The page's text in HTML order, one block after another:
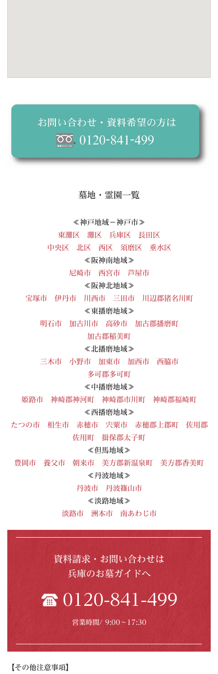
墓地・霊園一覧
≪神戸地域－神戸市≫
東灘区
灘区 兵庫区
長田区
中央区
北区 西区 須磨区
垂水区
≪阪神南地域≫
尼崎市
西宮市
芦屋市
≪阪神北地域≫
宝塚市
伊丹市 川西市 三田市
川辺郡猪名川町
≪東播磨地域≫
明石市
加古川市 高砂市
加古郡播磨町
加古郡稲美町
≪北播磨地域≫
三木市
小野市 加東市 加西市
西脇市
多可郡多可町
≪中播磨地域≫
姫路市
神崎郡神河町 神崎郡市川町
神崎郡福崎町
≪西播磨地域≫
たつの市
相生市 赤穂市 宍粟市 赤穂郡上郡町
佐用郡
佐用町
揖保郡太子町
≪但馬地域≫
豊岡市
養父市 朝来市 美方郡新温泉町
美方郡香美町
≪丹波地域≫
丹波市
丹波篠山市
≪淡路地域≫
淡路市
洲本市 南あわじ市
資料請求・お問い合わせは
兵庫のお墓ガイドへ
0120-841-499
営業時間/ 9:00〜17:30
【その他注意事項】